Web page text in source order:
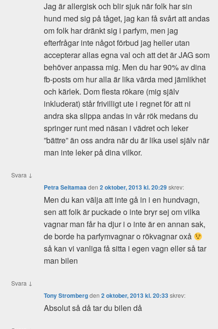
Jag är allergisk och blir sjuk när folk har sin
hund med sig på tåget, jag kan få svårt att andas
om folk har dränkt sig i parfym, men jag
efterfrågar inte något förbud jag heller utan
accepterar allas egna val och att det är JAG som
behöver anpassa mig. Men du har 90% av dina
fb-posts om hur alla är lika värda med jämlikhet
och kärlek. Dom flesta rökare (mig själv
inkluderat) står frivilligt ute i regnet för att ni
andra ska slippa andas in vår rök medans du
springer runt med näsan i vädret och leker
”bättre” än oss andra när du är lika usel själv när
man inte leker på dina vilkor.
Svara ↓
Petra Seitamaaden2 oktober, 2013 kl. 20:29skrev:
Men du kan välja att inte gå in i en hundvagn,
sen att folk är puckade o inte bryr sej om vilka
vagnar man får ha djur i o inte är en annan sak,
de borde ha parfymvagnar o rökvagnar oxå
så kan vi vanliga få sitta i egen vagn eller så tar
man bilen
Svara ↓
Tony Strombergden2 oktober, 2013 kl. 20:33skrev:
Absolut så då tar du bilen då